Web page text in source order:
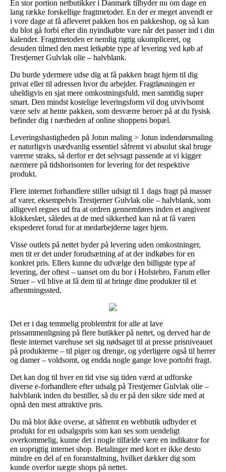
En stor portion netbutikker i Danmark tilbyder nu om dage en
lang række forskellige fragtmetoder. En der er meget anvendt er
i vore dage at få afleveret pakken hos en pakkeshop, og så kan
du blot gå forbi efter din nyindkøbte vare når det passer ind i din
kalender. Fragtmetoden er nemlig rigtig ukompliceret, og
desuden tilmed den mest letkøbte type af levering ved køb af
Trestjerner Gulvlak olie – halvblank.
Du burde ydermere udse dig at få pakken bragt hjem til dig
privat eller til adressen hvor du arbejder. Fragtløsningen er
uheldigvis en sjat mere omkostningsfuld, men samtidig super
smart. Den mindst kostelige leveringsform vil dog utvivlsomt
være selv at hente pakken, som desværre beroer på at du fysisk
befinder dig i nærheden af online shoppens bopæl.
Leveringshastigheden på Jotun maling > Jotun indendørsmaling
er naturligvis usædvanlig essentiel såfremt vi absolut skal bruge
varerne straks, så derfor er det selvsagt passende at vi kigger
nærmere på tidshorisonten for levering for det respektive
produkt.
Flere internet forhandlere stiller udsigt til 1 dags fragt på masser
af varer, eksempelvis Trestjerner Gulvlak olie – halvblank, som
alligevel regnes ud fra at ordren gennemføres inden et angivent
klokkeslæt, således at de med sikkerhed kan nå at få varen
ekspederet forud for at medarbejderne tager hjem.
Visse outlets på nettet byder på levering uden omkostninger,
men tit er det under forudsætning af at der indkøbes for en
konkret pris. Ellers kunne du udvælge den billigste type af
levering, der oftest – uanset om du bor i Holstebro, Farum eller
Struer – vil blive at få dem til at bringe dine produkter til et
afhentningssted.
Det er i dag temmelig problemfrit for alle at lave
prissammenligning på flere butikker på nettet, og derved har de
fleste internet varehuse set sig nødsaget til at presse prisniveauet
på produkterne – til piger og drenge, og yderligere også til herrer
og damer – voldsomt, og endda nogle gange love portofri fragt.
Det kan dog til hver en tid vise sig tiden værd at udforske
diverse e-forhandlere efter udsalg på Trestjerner Gulvlak olie –
halvblank inden du bestiller, så du er på den sikre side med at
opnå den mest attraktive pris.
Du må blot ikke overse, at såfremt en webbutik udbyder et
produkt for en udsalgspris som kan ses som uendeligt
overkommelig, kunne det i nogle tilfælde være en indikator for
en uoprigtig internet shop. Betalinger med kort er ikke desto
mindre en del af en foranstaltning, hvilket dækker dig som
kunde overfor uægte shops på nettet.